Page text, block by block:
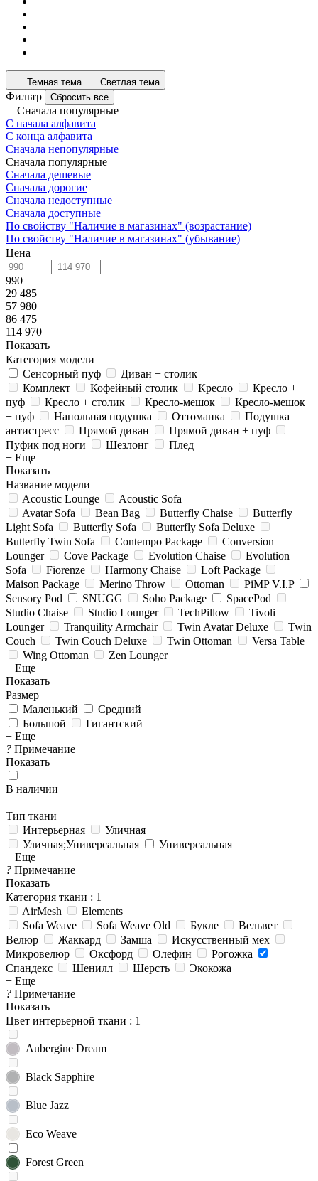
Темная тема Светлая тема
Фильтр Сбросить все
Сначала популярные
С начала алфавита
С конца алфавита
Сначала непопулярные
Сначала популярные
Сначала дешевые
Сначала дорогие
Сначала недоступные
Сначала доступные
По свойству "Наличие в магазинах" (возрастание)
По свойству "Наличие в магазинах" (убывание)
Цена
990
29 485
57 980
86 475
114 970
Показать
Категория модели
Сенсорный пуф
Диван + столик
Комплект
Кофейный столик Кресло
Кресло +
пуф
Кресло + столик Кресло-мешок
Кресло-мешок
+ пуф
Напольная подушка Оттоманка
Подушка
антистресс
Прямой диван
Прямой диван + пуф
Пуфик под ноги
Шезлонг
Плед
+ Еще
Показать
Название модели
Acoustic Lounge
Acoustic Sofa
Avatar Sofa
Bean Bag Butterfly Chaise
Butterfly
Light Sofa
Butterfly Sofa
Butterfly Sofa Deluxe
Butterfly Twin Sofa
Contempo Package
Conversion
Lounger
Cove Package Evolution Chaise
Evolution
Sofa
Fiorenze Harmony Chaise
Loft Package
Maison Package
Merino Throw Ottoman
PiMP V.I.P
Sensory Pod
SNUGG Soho Package
SpacePod
Studio Chaise
Studio Lounger TechPillow
Tivoli
Lounger
Tranquility Armchair Twin Avatar Deluxe
Twin
Couch
Twin Couch Deluxe Twin Ottoman
Versa Table
Wing Ottoman
Zen Lounger
+ Еще
Показать
Размер
Маленький
Средний
Большой
Гигантский
+ Еще
? Примечание
Показать
В наличии
Тип ткани
Интерьерная
Уличная
Уличная;Универсальная
Универсальная
+ Еще
? Примечание
Показать
Категория ткани : 1
AirMesh
Elements
Sofa Weave
Sofa Weave Old Букле
Вельвет
Велюр
Жаккард Замша
Искусственный мех
Микровелюр
Оксфорд Олефин
Рогожка
Спандекс
Шенилл Шерсть
Экокожа
+ Еще
? Примечание
Показать
Цвет интерьерной ткани : 1
Aubergine Dream
Black Sapphire
Blue Jazz
Eco Weave
Forest Green